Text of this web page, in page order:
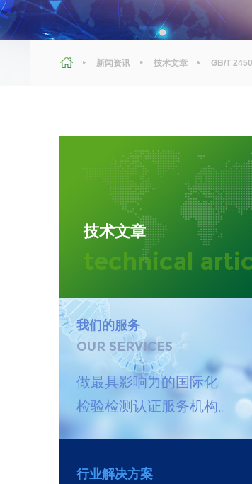
危险废物鉴别 危废鉴定
农用地土壤调查 更多
更多
轨道交通变形监测
固废处理工程
更多
在线咨询
涉水产品检测
放射卫生检测
水资源检测
毒理检测
新闻资讯 技术文章 GB/T
技术文章
technical
我们的服务
OUR SERVICES
做最具影响力的国际化
检验检测认证服务机构。
行业解决方案